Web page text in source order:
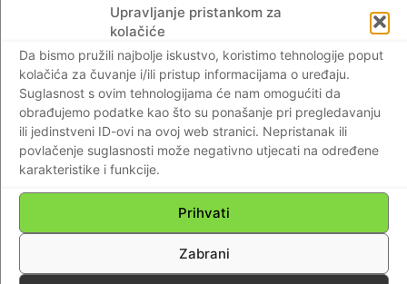
Upravljanje pristankom za
kolačiće
Da bismo pružili najbolje iskustvo, koristimo tehnologije poput
kolačića za čuvanje i/ili pristup informacijama o uređaju.
Suglasnost s ovim tehnologijama će nam omogućiti da
obrađujemo podatke kao što su ponašanje pri pregledavanju
ili jedinstveni ID-ovi na ovoj web stranici. Nepristanak ili
povlačenje suglasnosti može negativno utjecati na određene
karakteristike i funkcije.
Prihvati
Zabrani
AKTUALNO
Što slavimo na blagdan Svih svetih, a što na
Dušni dan?
IN MEMORIAM